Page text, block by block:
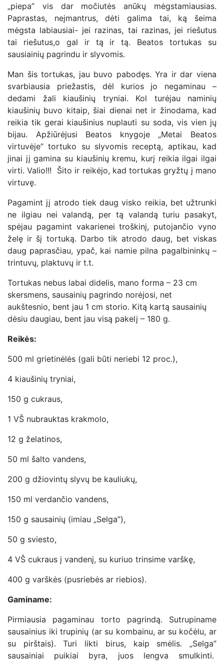
„piepa” vis dar močiutės anūkų mėgstamiausias.
Paprastas, neįmantrus, dėti galima tai, ką šeima
mėgsta labiausiai- jei razinas, tai razinas, jei riešutus
tai riešutus,o gal ir tą ir tą. Beatos tortukas su
sausiainių pagrindu ir slyvomis.
Man šis tortukas, jau buvo pabodęs. Yra ir dar viena
svarbiausia priežastis, dėl kurios jo negaminau –
dedami žali kiaušinių tryniai. Kol turėjau naminių
kiaušinių buvo kitaip, šiai dienai net ir žinodama, kad
reikia tik gerai kiaušinius nuplauti su soda, vis vien jų
bijau. Apžiūrėjusi Beatos knygoje „Metai Beatos
virtuvėje” tortuko su slyvomis receptą, aptikau, kad
jinai jį gamina su kiaušinių kremu, kurį reikia ilgai ilgai
virti. Valio!!! Šito ir reikėjo, kad tortukas gryžtų į mano
virtuvę.
Pagamint jį atrodo tiek daug visko reikia, bet užtrunki
ne ilgiau nei valandą, per tą valandą turiu pasakyt,
spėjau pagamint vakarienei troškinį, putojančio vyno
želę ir šį tortuką. Darbo tik atrodo daug, bet viskas
daug paprasčiau, ypač, kai namie pilna pagalbininkų –
trintuvų, plaktuvų ir t.t.
Tortukas nebus labai didelis, mano forma – 23 cm
skersmens, sausainių pagrindo norėjosi, net
aukštesnio, bent jau 1 cm storio. Kitą kartą sausainių
dėsiu daugiau, bent jau visą pakelį – 180 g.
Reikės:
500 ml grietinėlės (gali būti neriebi 12 proc.),
4 kiaušinių tryniai,
150 g cukraus,
1 VŠ nubrauktas krakmolo,
12 g želatinos,
50 ml šalto vandens,
200 g džiovintų slyvų be kauliukų,
150 ml verdančio vandens,
150 g sausainių (imiau „Selga”),
50 g sviesto,
4 VŠ cukraus į vandenį, su kuriuo trinsime varškę,
400 g varškės (pusriebės ar riebios).
Gaminame:
Pirmiausia pagaminau torto pagrindą. Sutrupiname
sausainius iki trupinių (ar su kombainu, ar su kočėlu, ar
su pirštais). Turi likti birus, kaip smėlis. „Selga”
sausainiai puikiai byra, juos lengva smulkinti.